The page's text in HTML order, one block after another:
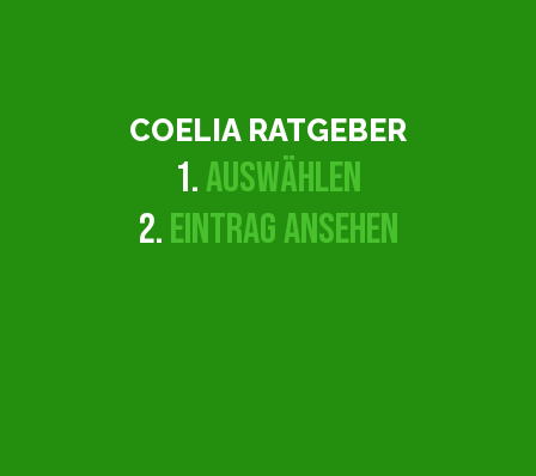
COELIA RATGEBER
1.AUSWÄHLEN
2.EINTRAG ANSEHEN